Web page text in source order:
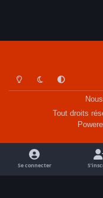
Light ModeDark ModeSystem
Tout droits
Se connecter